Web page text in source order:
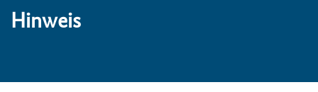
Hin­weis